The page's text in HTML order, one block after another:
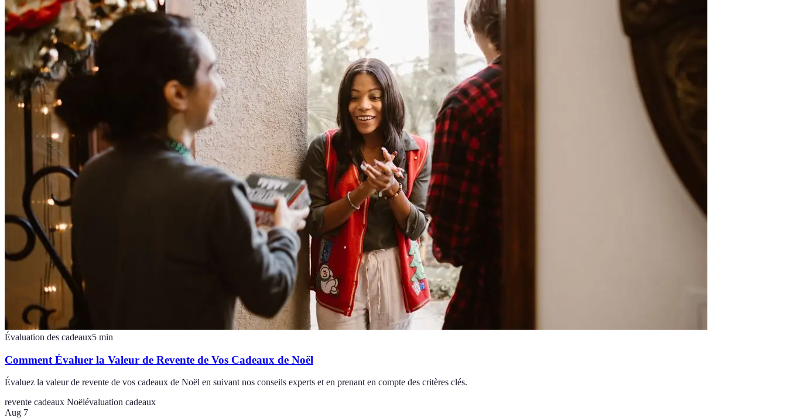
Évaluation des cadeaux5 min
Comment Évaluer la Valeur de Revente de Vos Cadeaux de Noël
Évaluez la valeur de revente de vos cadeaux de Noël en suivant nos conseils experts et en prenant en compte des critères clés.
revente cadeaux Noëlévaluation cadeaux
Aug 7